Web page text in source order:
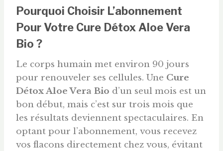
Pourquoi Choisir L’abonnement
Pour Votre Cure Détox Aloe Vera
Bio ?
Le corps humain met environ 90 jours
pour renouveler ses cellules. Une Cure
Détox Aloe Vera Bio d’un seul mois est un
bon début, mais c’est sur trois mois que
les résultats deviennent spectaculaires. En
optant pour l’abonnement, vous recevez
vos flacons directement chez vous, évitant